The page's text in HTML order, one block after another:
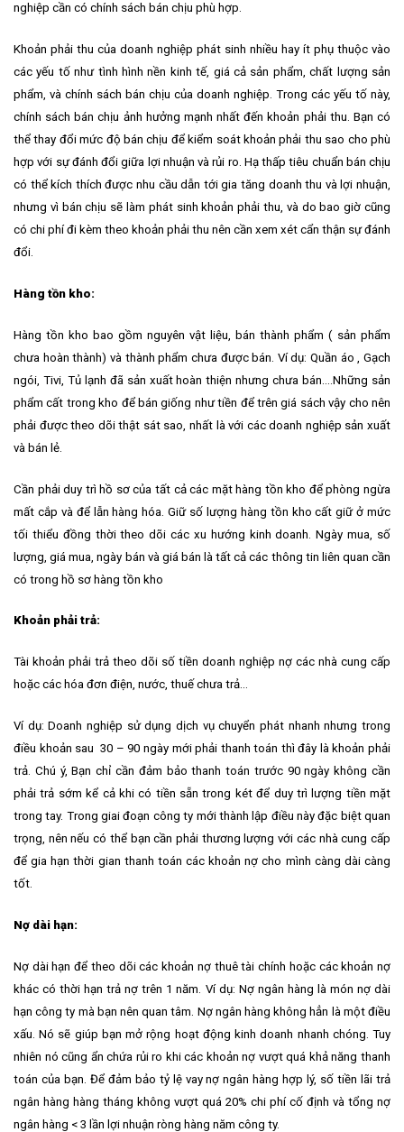
nghiệp cần có chính sách bán chịu phù hợp.
Khoản phải thu của doanh nghiệp phát sinh nhiều hay ít phụ thuộc vào
các yếu tố như tình hình nền kinh tế, giá cả sản phẩm, chất lượng sản
phẩm, và chính sách bán chịu của doanh nghiệp. Trong các yếu tố này,
chính sách bán chịu ảnh hưởng mạnh nhất đến khoản phải thu. Bạn có
thể thay đổi mức độ bán chịu để kiểm soát khoản phải thu sao cho phù
hợp với sự đánh đổi giữa lợi nhuận và rủi ro. Hạ thấp tiêu chuẩn bán chịu
có thể kích thích được nhu cầu dẫn tới gia tăng doanh thu và lợi nhuận,
nhưng vì bán chịu sẽ làm phát sinh khoản phải thu, và do bao giờ cũng
có chi phí đi kèm theo khoản phải thu nên cần xem xét cẩn thận sự đánh
đổi.
Hàng tồn kho:
Hàng tồn kho bao gồm nguyên vật liệu, bán thành phẩm ( sản phẩm
chưa hoàn thành) và thành phẩm chưa được bán. Ví dụ: Quần áo , Gạch
ngói, Tivi, Tủ lạnh đã sản xuất hoàn thiện nhưng chưa bán….Những sản
phẩm cất trong kho để bán giống như tiền để trên giá sách vậy cho nên
phải được theo dõi thật sát sao, nhất là với các doanh nghiệp sản xuất
và bán lẻ.
Cần phải duy trì hồ sơ của tất cả các mặt hàng tồn kho để phòng ngừa
mất cắp và để lẫn hàng hóa. Giữ số lượng hàng tồn kho cất giữ ở mức
tối thiểu đồng thời theo dõi các xu hướng kinh doanh. Ngày mua, số
lượng, giá mua, ngày bán và giá bán là tất cả các thông tin liên quan cần
có trong hồ sơ hàng tồn kho
Khoản phải trả:
Tài khoản phải trả theo dõi số tiền doanh nghiệp nợ các nhà cung cấp
hoặc các hóa đơn điện, nước, thuế chưa trả…
Ví dụ: Doanh nghiệp sử dụng dịch vụ chuyển phát nhanh nhưng trong
điều khoản sau 30 – 90 ngày mới phải thanh toán thì đây là khoản phải
trả. Chú ý, Bạn chỉ cần đảm bảo thanh toán trước 90 ngày không cần
phải trả sớm kể cả khi có tiền sẵn trong két để duy trì lượng tiền mặt
trong tay. Trong giai đoạn công ty mới thành lập điều này đặc biệt quan
trọng, nên nếu có thể bạn cần phải thương lượng với các nhà cung cấp
để gia hạn thời gian thanh toán các khoản nợ cho mình càng dài càng
tốt.
Nợ dài hạn:
Nợ dài hạn để theo dõi các khoản nợ thuê tài chính hoặc các khoản nợ
khác có thời hạn trả nợ trên 1 năm. Ví dụ: Nợ ngân hàng là món nợ dài
hạn công ty mà bạn nên quan tâm. Nợ ngân hàng không hẳn là một điều
xấu. Nó sẽ giúp bạn mở rộng hoạt động kinh doanh nhanh chóng. Tuy
nhiên nó cũng ẩn chứa rủi ro khi các khoản nợ vượt quá khả năng thanh
toán của bạn. Để đảm bảo tỷ lệ vay nợ ngân hàng hợp lý, số tiền lãi trả
ngân hàng hàng tháng không vượt quá 20% chi phí cố định và tổng nợ
ngân hàng < 3 lần lợi nhuận ròng hàng năm công ty.